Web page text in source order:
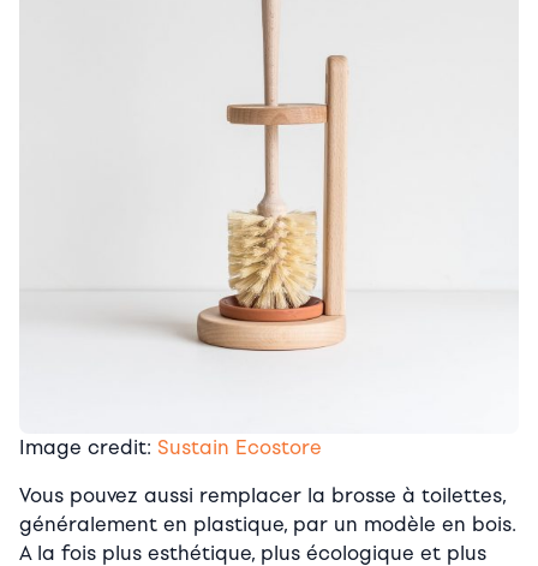
Image credit: Sustain Ecostore
Vous pouvez aussi remplacer la brosse à toilettes,
généralement en plastique, par un modèle en bois.
A la fois plus esthétique, plus écologique et plus